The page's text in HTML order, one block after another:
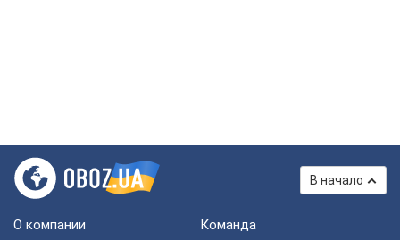
В начало
О компании Команда